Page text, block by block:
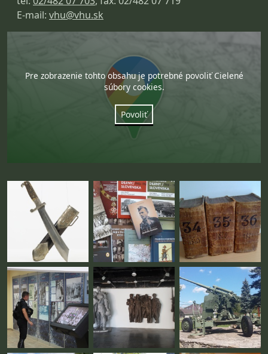
E-mail: vhu@vhu.sk
Pre zobrazenie tohto obsahu je potrebné povoliť Cielené
súbory cookies.
Povoliť
Fotogaléria